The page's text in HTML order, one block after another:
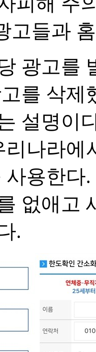
고들과
광고를
를 삭제
설명이
리나라에
사용한다
없애고
.